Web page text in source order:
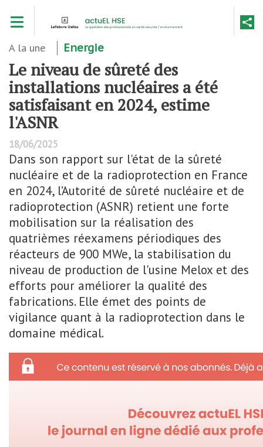
contenu
A la une Energie
Le niveau de sûreté des
installations nucléaires a été
satisfaisant en 2024, estime
l'ASNR
18/06/2025
Dans son rapport sur l'état de la sûreté
nucléaire et de la radioprotection en France
en 2024, l’Autorité de sûreté nucléaire et de
radioprotection (ASNR) retient une forte
mobilisation sur la réalisation des
quatrièmes réexamens périodiques des
réacteurs de 900 MWe, la stabilisation du
niveau de production de l'usine Melox et des
efforts pour améliorer la qualité des
fabrications. Elle émet des points de
vigilance quant à la radioprotection dans le
domaine médical.